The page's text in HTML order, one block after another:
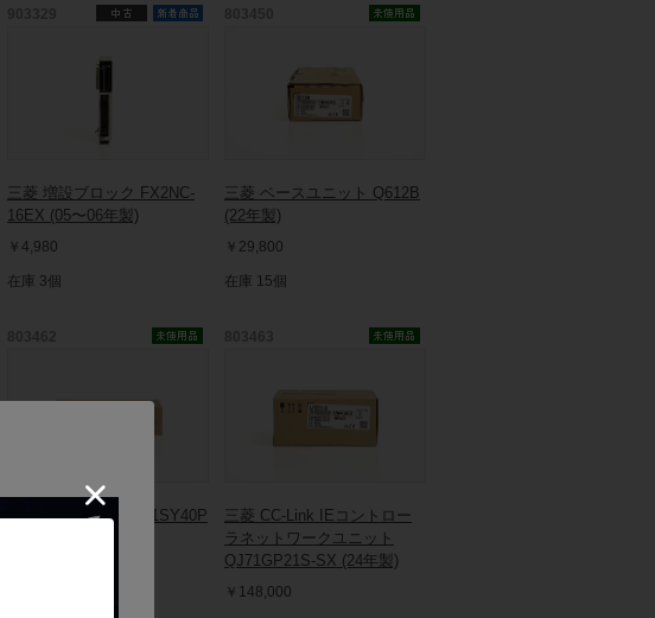
三菱 増設ブロック FX2NC-
16EX (05〜06年製)
￥4,980
在庫 3個
三菱 ベースユニット Q612B
(22年製)
￥29,800
在庫 15個
三菱 出力ユニット A1SY40P
三菱 CC-Link IEコントロー
ラネットワークユニット
QJ71GP21S-SX (24年製)
￥148,000